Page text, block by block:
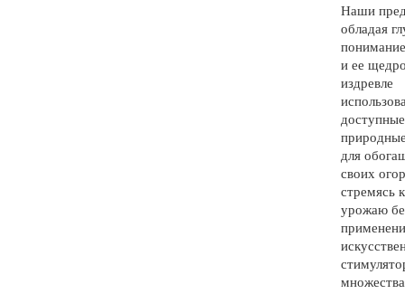
Наши
обладая
и ее
издревле
доступные
для
своих
стремясь
урожаю